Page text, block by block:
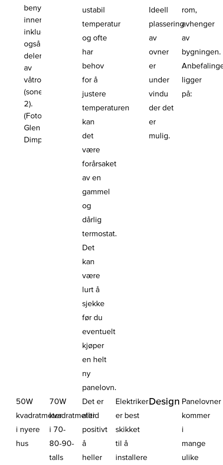
benyttes
innendørs,
inkludert
også
deler
av
våtrom
(sone
2).
(Foto:
Glen
Dimplex)
ustabil
temperatur
og ofte
har
behov
for å
justere
temperaturen
kan
det
være
forårsaket
av en
gammel
og
dårlig
termostat.
Det
kan
være
lurt å
sjekke
før du
eventuelt
kjøper
en helt
ny
panelovn.
Ideell
plassering
av
ovner
er
under
vindu
der det
er
mulig.
rom,
avhenger
av
bygningen.
ligger
på:
50W
kvadratmeter
i nyere
hus
70W
kvadratmeter
i 70-
80-90-
talls
Det er
alltid
positivt
å
heller
Elektriker
er best
skikket
til å
installere
Design Panelovner
kommer
i
mange
ulike